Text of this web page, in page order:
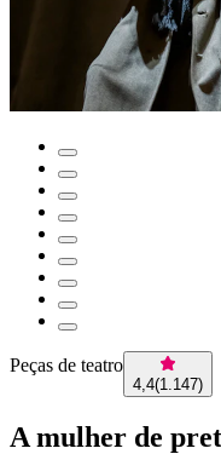
Peças de teatro
4,4(1.147)
A mulher de